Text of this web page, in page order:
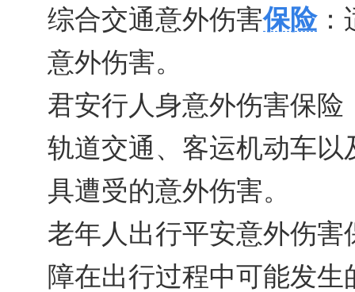
综合交通意外伤害保险：
意外伤害。
君安行人身意外伤害保
轨道交通、客运机动车
具遭受的意外伤害。
老年人出行平安意外伤
障在出行过程中可能发生